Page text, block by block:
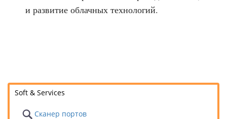
и развитие облачных технологий.
Soft & Services
Сканер портов